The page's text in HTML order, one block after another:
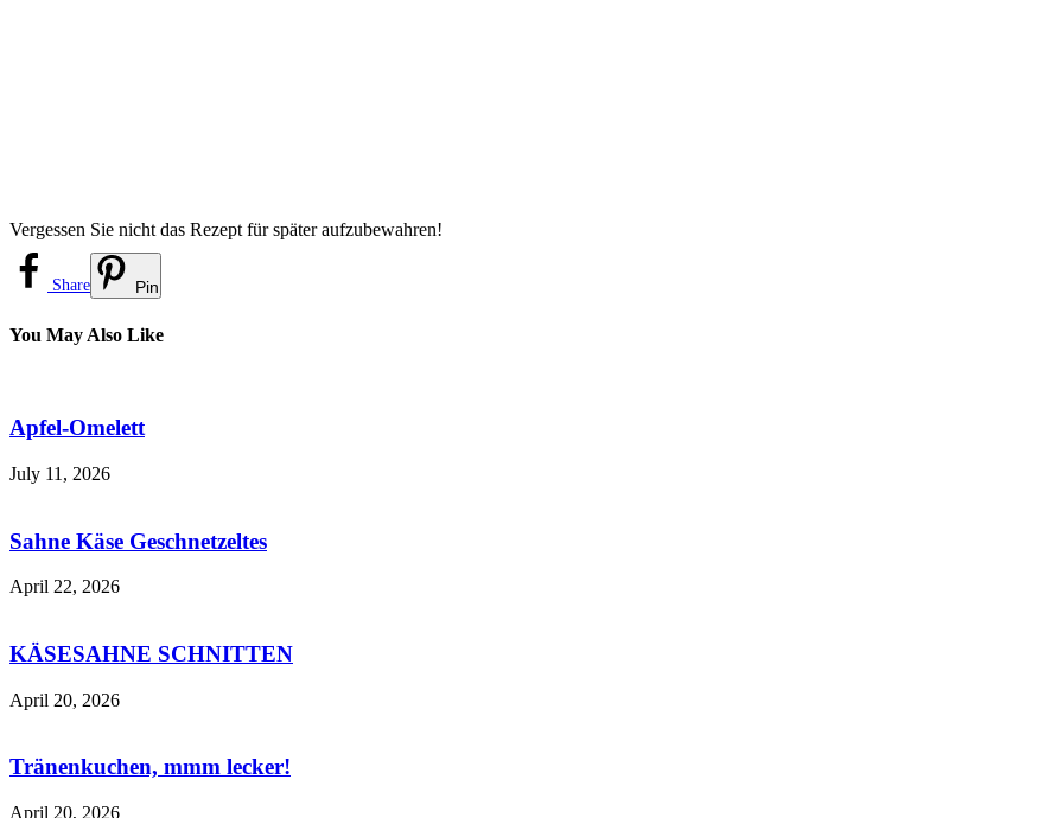
Vergessen Sie nicht das Rezept für später aufzubewahren!
Share Pin
You May Also Like
Apfel-Omelett
July 11, 2026
Sahne Käse Geschnetzeltes
April 22, 2026
KÄSESAHNE SCHNITTEN
April 20, 2026
Tränenkuchen, mmm lecker!
April 20, 2026